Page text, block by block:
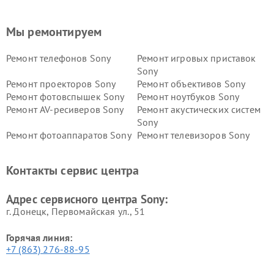
Мы ремонтируем
Ремонт телефонов Sony
Ремонт игровых приставок
Sony
Ремонт проекторов Sony
Ремонт объективов Sony
Ремонт фотовспышек Sony
Ремонт ноутбуков Sony
Ремонт AV-ресиверов Sony
Ремонт акустических систем
Sony
Ремонт фотоаппаратов Sony Ремонт телевизоров Sony
Контакты сервис центра
Адрес сервисного центра Sony:
г. Донецк, Первомайская ул., 51
Горячая линия:
+7 (863) 276-88-95